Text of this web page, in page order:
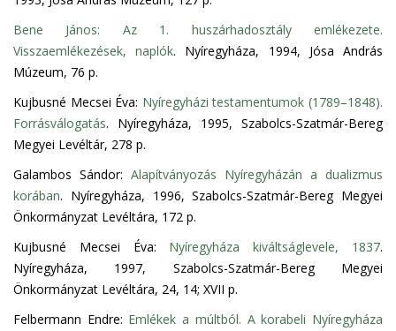
Bene János: Az 1. huszárhadosztály emlékezete.
Visszaemlékezések, naplók. Nyíregyháza, 1994, Jósa András
Múzeum, 76 p.
Kujbusné Mecsei Éva: Nyíregyházi testamentumok (1789–1848).
Forrásválogatás. Nyíregyháza, 1995, Szabolcs-Szatmár-Bereg
Megyei Levéltár, 278 p.
Galambos Sándor: Alapítványozás Nyíregyházán a dualizmus
korában. Nyíregyháza, 1996, Szabolcs-Szatmár-Bereg Megyei
Önkormányzat Levéltára, 172 p.
Kujbusné Mecsei Éva: Nyíregyháza kiváltságlevele, 1837.
Nyíregyháza, 1997, Szabolcs-Szatmár-Bereg Megyei
Önkormányzat Levéltára, 24, 14; XVII p.
Felbermann Endre: Emlékek a múltból. A korabeli Nyíregyháza